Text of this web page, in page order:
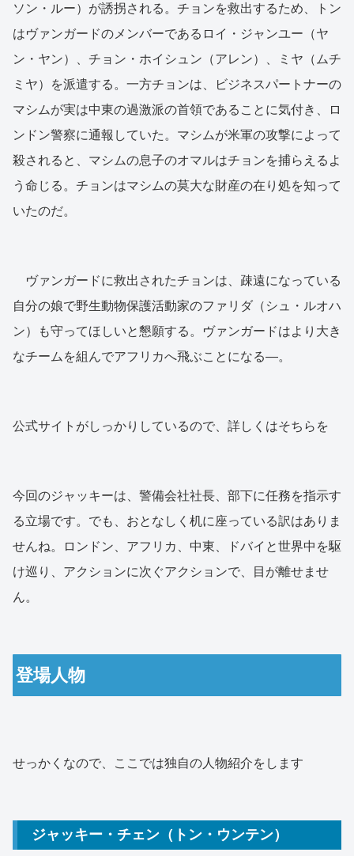
ソン・ルー）が誘拐される。チョンを救出するため、トン
はヴァンガードのメンバーであるロイ・ジャンユー（ヤ
ン・ヤン）、チョン・ホイシュン（アレン）、ミヤ（ムチ
ミヤ）を派遣する。一方チョンは、ビジネスパートナーの
マシムが実は中東の過激派の首領であることに気付き、ロ
ンドン警察に通報していた。マシムが米軍の攻撃によって
殺されると、マシムの息子のオマルはチョンを捕らえるよ
う命じる。チョンはマシムの莫大な財産の在り処を知って
いたのだ。
ヴァンガードに救出されたチョンは、疎遠になっている
自分の娘で野生動物保護活動家のファリダ（シュ・ルオハ
ン）も守ってほしいと懇願する。ヴァンガードはより大き
なチームを組んでアフリカへ飛ぶことになる―。
公式サイトがしっかりしているので、詳しくはそちらを
今回のジャッキーは、警備会社社長、部下に任務を指示す
る立場です。でも、おとなしく机に座っている訳はありま
せんね。ロンドン、アフリカ、中東、ドバイと世界中を駆
け巡り、アクションに次ぐアクションで、目が離せませ
ん。
登場人物
せっかくなので、ここでは独自の人物紹介をします
ジャッキー・チェン（トン・ウンテン）